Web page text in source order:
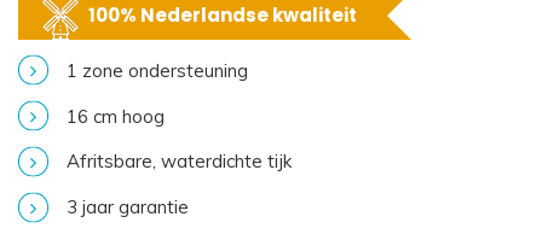
100% Nederlandse kwaliteit
1 zone ondersteuning
16 cm hoog
Afritsbare, waterdichte tijk
3 jaar garantie